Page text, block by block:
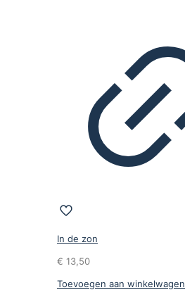
In de zon
€ 13,50
Toevoegen aan winkelwagen